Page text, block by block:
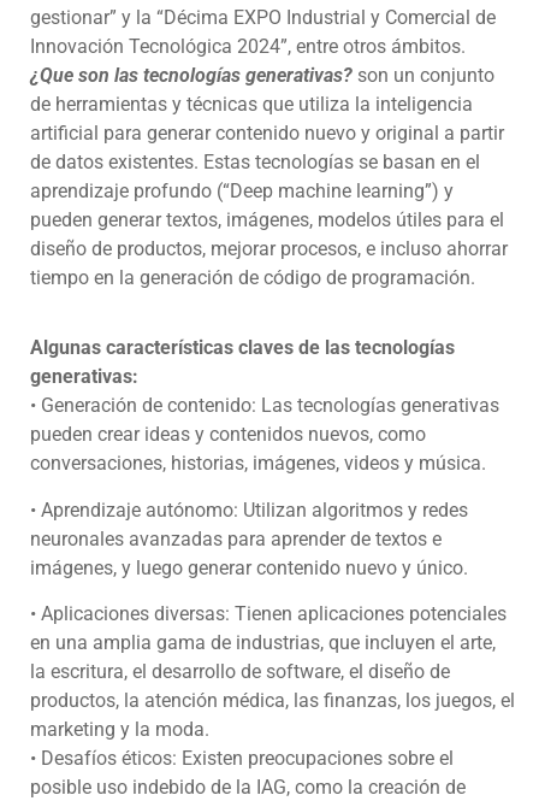
gestionar” y la “Décima EXPO Industrial y Comercial de
Innovación Tecnológica 2024”, entre otros ámbitos.
¿Que son las tecnologías generativas? son un conjunto
de herramientas y técnicas que utiliza la inteligencia
artificial para generar contenido nuevo y original a partir
de datos existentes. Estas tecnologías se basan en el
aprendizaje profundo (“Deep machine learning”) y
pueden generar textos, imágenes, modelos útiles para el
diseño de productos, mejorar procesos, e incluso ahorrar
tiempo en la generación de código de programación.
Algunas características claves de las tecnologías
generativas:
• Generación de contenido: Las tecnologías generativas
pueden crear ideas y contenidos nuevos, como
conversaciones, historias, imágenes, videos y música.
• Aprendizaje autónomo: Utilizan algoritmos y redes
neuronales avanzadas para aprender de textos e
imágenes, y luego generar contenido nuevo y único.
• Aplicaciones diversas: Tienen aplicaciones potenciales
en una amplia gama de industrias, que incluyen el arte,
la escritura, el desarrollo de software, el diseño de
productos, la atención médica, las finanzas, los juegos, el
marketing y la moda.
• Desafíos éticos: Existen preocupaciones sobre el
posible uso indebido de la IAG, como la creación de